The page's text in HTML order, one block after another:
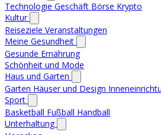
Technologie Geschäft Börse Krypto
Kultur
Reiseziele Veranstaltungen
Meine Gesundheit
Gesunde Ernährung
Schönheit und Mode
Haus und Garten
Garten Häuser und Design
Sport
Basketball Fußball Handball
Unterhaltung